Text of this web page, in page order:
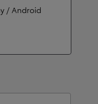
/ Android